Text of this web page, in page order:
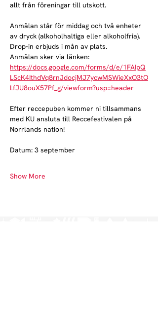
allt från föreningar till utskott.
Anmälan står för middag och två enheter
av dryck (alkoholhaltiga eller alkoholfria).
Drop-in erbjuds i mån av plats.
Anmälan sker via länken:
https://docs.google.com/forms/d/e/1FAIpQ
LScK4IthdVq8rnJdocjMJ7ycwMSWieXxO3tO
LfJU8ouX57Pf_g/viewform?usp=header
Efter reccepuben kommer ni tillsammans
med KU ansluta till Reccefestivalen på
Norrlands nation!
Datum: 3 september
Show More